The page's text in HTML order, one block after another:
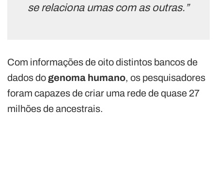
se relaciona umas com as outras.”
Com informações de oito distintos bancos de
dados do genoma humano, os pesquisadores
foram capazes de criar uma rede de quase 27
milhões de ancestrais.